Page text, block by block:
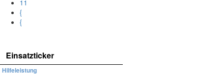
11
{
{
Einsatzticker
Hilfeleistung